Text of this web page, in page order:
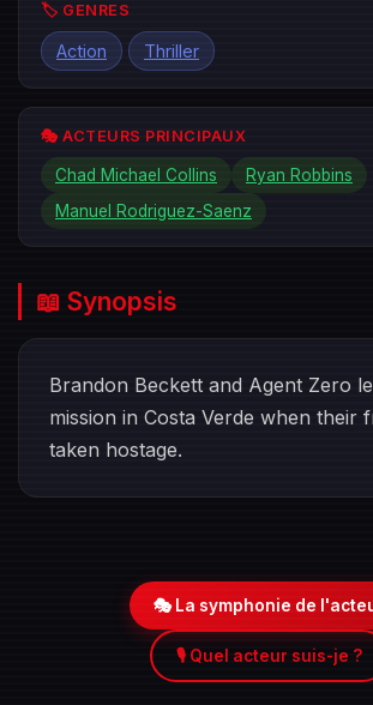
🏷️ GENRES
Action Thriller
🎭 ACTEURS PRINCIPAUX
Chad Michael Collins
Ryan Robbins
Manuel Rodriguez-Saenz
📖 Synopsis
Brandon Beckett and Agent Zero
mission in Costa Verde when their
taken hostage.
🎭 La symphonie de
🎙️ Quel acteur suis-je ?